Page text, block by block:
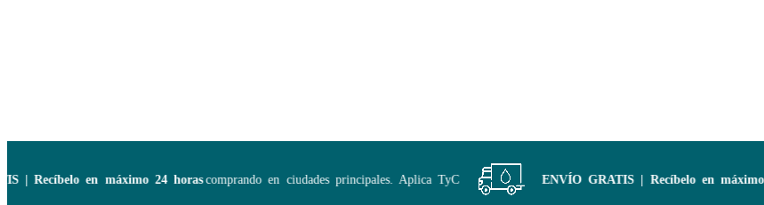
| Recíbelo en máximo 24 horascomprando en ciudades principales. Aplica TyC ENVÍO GRATIS | Recíbelo en máximo